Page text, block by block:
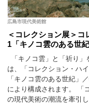
広島市現代美術館
＜コレクション展＞
1「キノコ雲のある世
「キノコ雲」と「祈り」
は、「コレクション・ハ
「キノコ雲のある世紀」
により構成されます。 「
の現代美術の潮流を牽引